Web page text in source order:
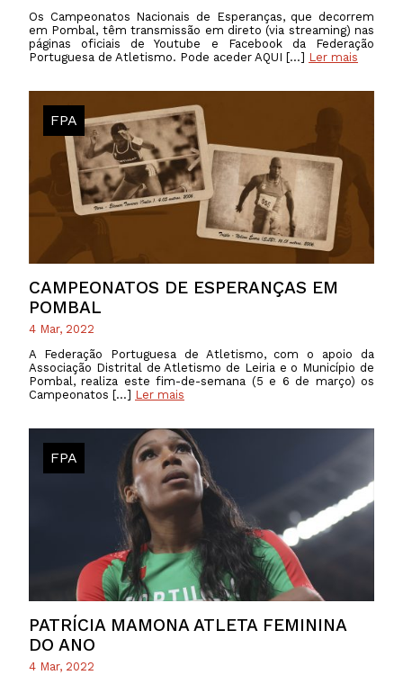
Os Campeonatos Nacionais de Esperanças, que decorrem
em Pombal, têm transmissão em direto (via streaming) nas
páginas oficiais de Youtube e Facebook da Federação
Portuguesa de Atletismo. Pode aceder AQUI […] Ler mais
CAMPEONATOS DE ESPERANÇAS EM
POMBAL
FPA
4 Mar, 2022
A Federação Portuguesa de Atletismo, com o apoio da
Associação Distrital de Atletismo de Leiria e o Município de
Pombal, realiza este fim-de-semana (5 e 6 de março) os
Campeonatos […] Ler mais
PATRÍCIA MAMONA ATLETA FEMININA
DO ANO
FPA
4 Mar, 2022